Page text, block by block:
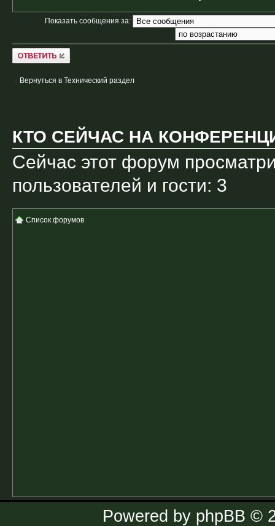
Показать сообщения за:
Ответить
Вернуться в Технический раздел
КТО СЕЙЧАС НА
Сейчас этот форум
пользователей и гости: 3
Список форумов
Powered by phpBB ©